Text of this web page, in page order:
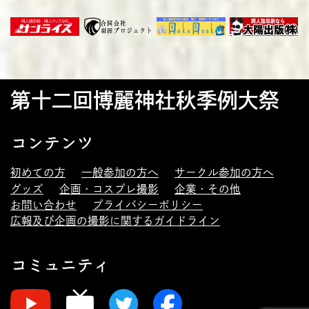
第十二回博麗神社秋季例大祭
コンテンツ
初めての方 一般参加の方へ
サークル参加の方へ
グッズ
企画・コスプレ撮影
企業・その他
お問い合わせ
プライバシーポリシー
広報及び企画の撮影に関するガイドライン
コミュニティ